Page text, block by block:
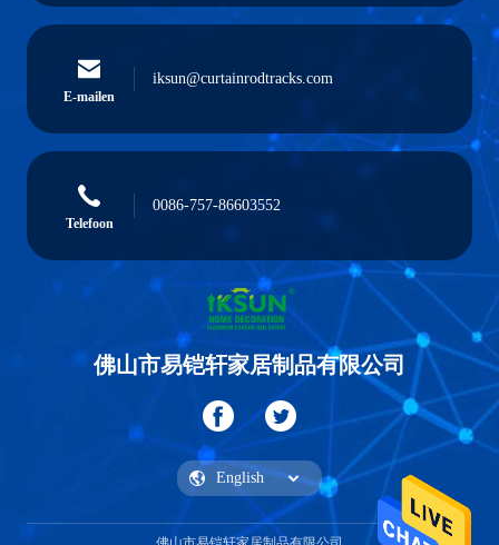
E-mailen
iksun@curtainrodtracks.com
Telefoon
0086-757-86603552
佛山市易铠轩家居制品有限公司